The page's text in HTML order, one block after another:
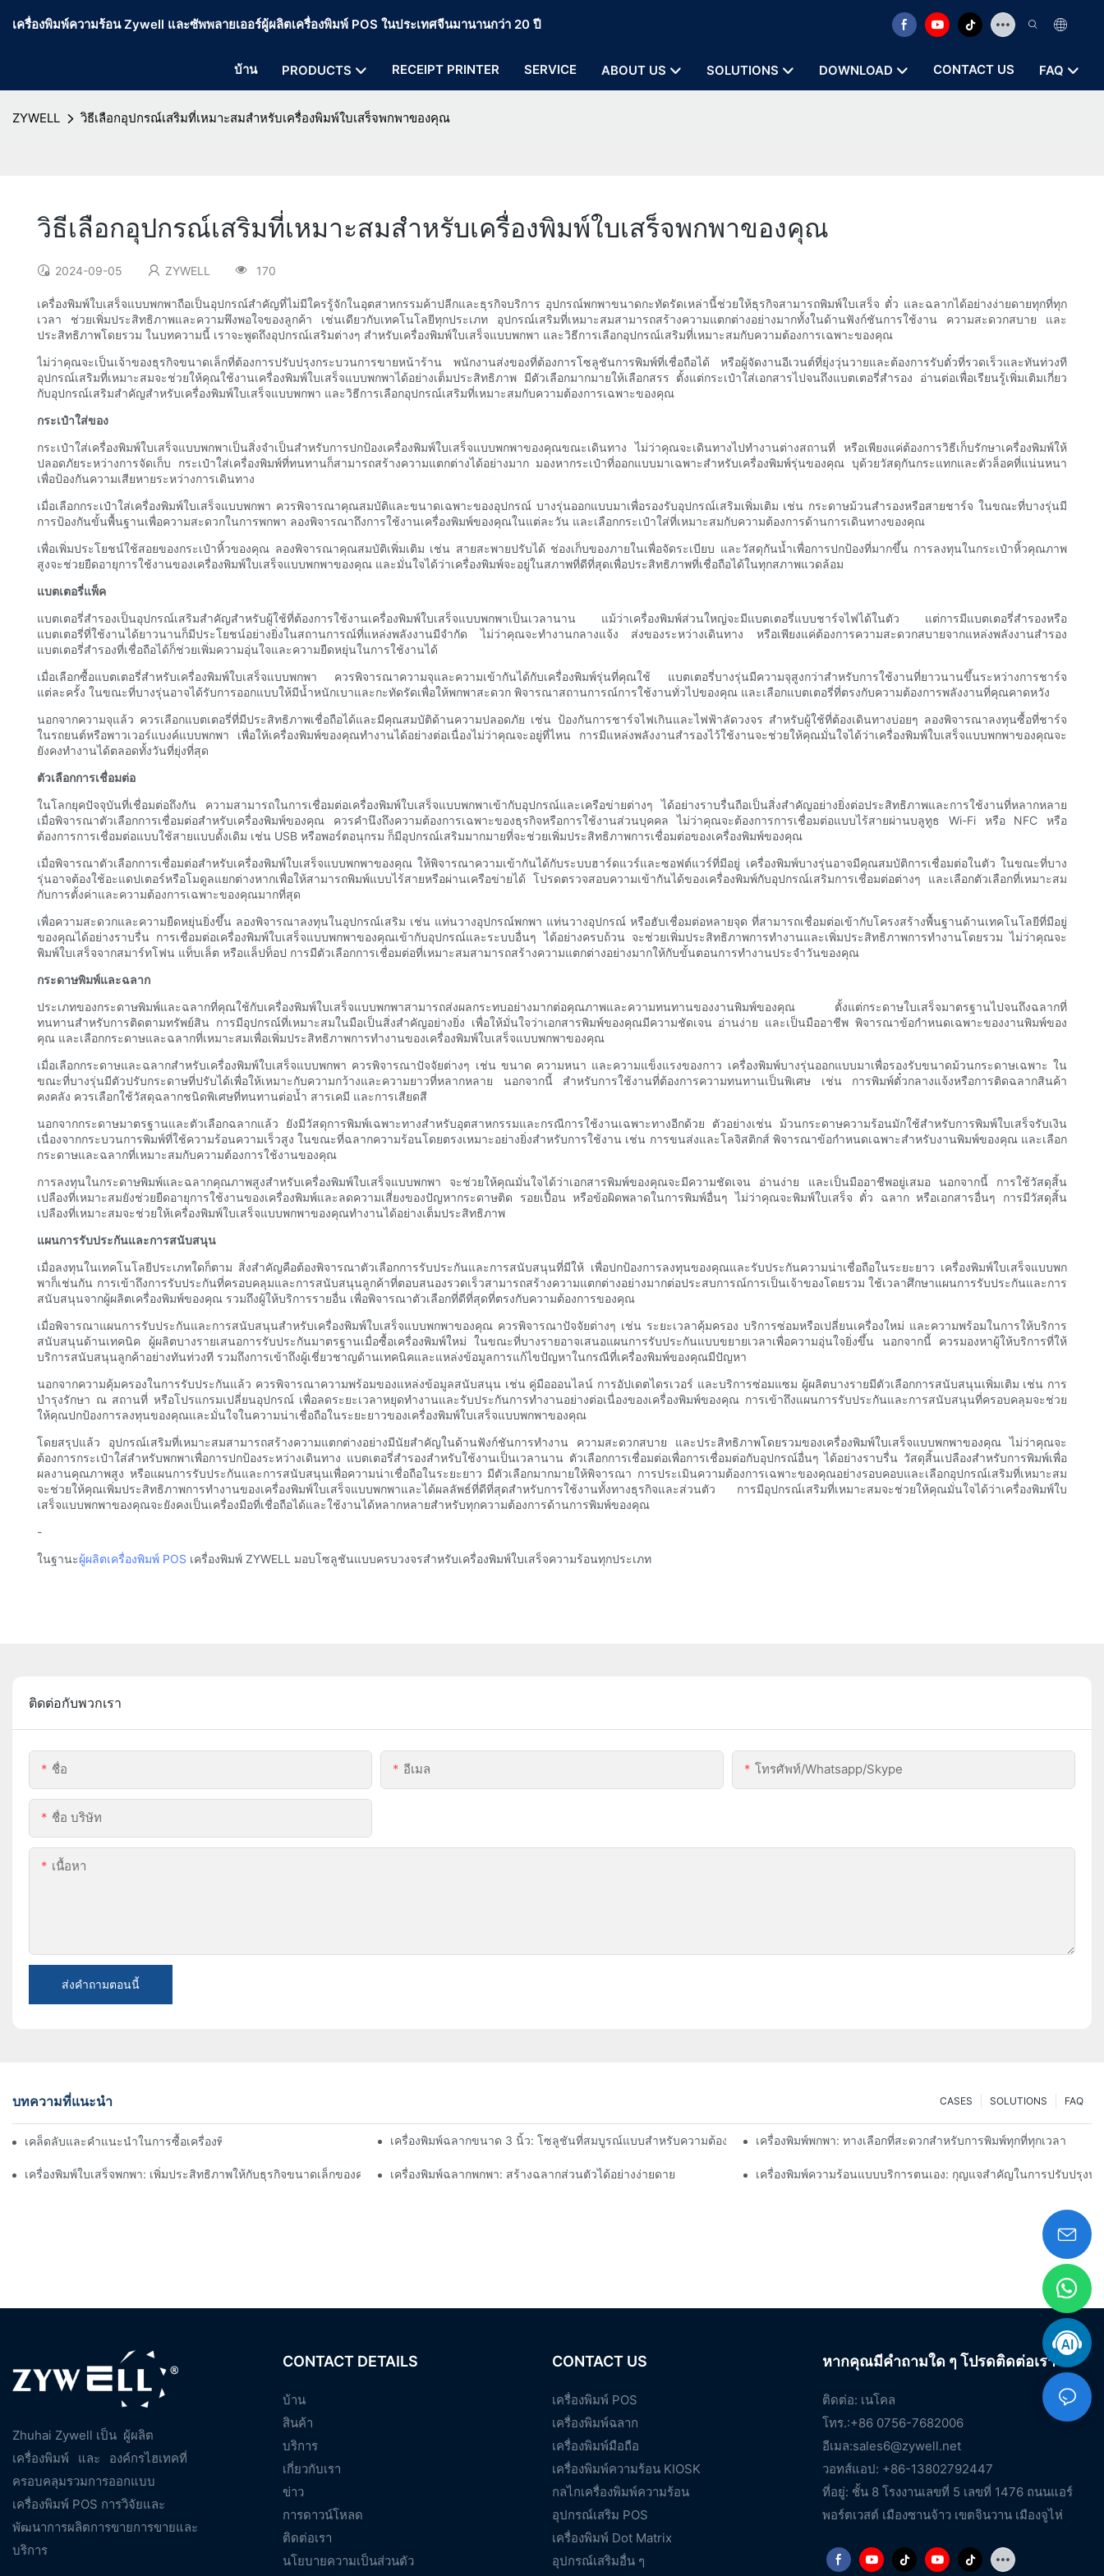
เครื่องพิมพ์ความร้อน Zywell และซัพพลายเออร์ผู้ผลิตเครื่องพิมพ์ POS ในประเทศจีนมานานกว่า 20 ปี
บ้าน PRODUCTS RECEIPT PRINTER SERVICE ABOUT US SOLUTIONS DOWNLOAD CONTACT US FAQ
ZYWELL วิธีเลือกอุปกรณ์เสริมที่เหมาะสมสำหรับเครื่องพิมพ์ใบเสร็จพกพาของคุณ
วิธีเลือกอุปกรณ์เสริมที่เหมาะสมสำหรับเครื่องพิมพ์ใบเสร็จพกพาของคุณ
2024-09-05 ZYWELL 170
เครื่องพิมพ์ใบเสร็จแบบพกพาถือเป็นอุปกรณ์สำคัญที่ไม่มีใครรู้จักในอุตสาหกรรมค้าปลีกและธุรกิจบริการ อุปกรณ์พกพาขนาดกะทัดรัดเหล่านี้ช่วยให้ธุรกิจสามารถพิมพ์ใบเสร็จ ตั๋ว และฉลากได้อย่างง่ายดายทุกที่ทุก
เวลา ช่วยเพิ่มประสิทธิภาพและความพึงพอใจของลูกค้า เช่นเดียวกับเทคโนโลยีทุกประเภท อุปกรณ์เสริมที่เหมาะสมสามารถสร้างความแตกต่างอย่างมากทั้งในด้านฟังก์ชันการใช้งาน ความสะดวกสบาย และ
ประสิทธิภาพโดยรวม ในบทความนี้ เราจะพูดถึงอุปกรณ์เสริมต่างๆ สำหรับเครื่องพิมพ์ใบเสร็จแบบพกพา และวิธีการเลือกอุปกรณ์เสริมที่เหมาะสมกับความต้องการเฉพาะของคุณ
ไม่ว่าคุณจะเป็นเจ้าของธุรกิจขนาดเล็กที่ต้องการปรับปรุงกระบวนการขายหน้าร้าน พนักงานส่งของที่ต้องการโซลูชันการพิมพ์ที่เชื่อถือได้ หรือผู้จัดงานอีเวนต์ที่ยุ่งวุ่นวายและต้องการรับตั๋วที่รวดเร็วและทันท่วงที
อุปกรณ์เสริมที่เหมาะสมจะช่วยให้คุณใช้งานเครื่องพิมพ์ใบเสร็จแบบพกพาได้อย่างเต็มประสิทธิภาพ มีตัวเลือกมากมายให้เลือกสรร ตั้งแต่กระเป๋าใส่เอกสารไปจนถึงแบตเตอรี่สำรอง อ่านต่อเพื่อเรียนรู้เพิ่มเติมเกี่ยว
กับอุปกรณ์เสริมสำคัญสำหรับเครื่องพิมพ์ใบเสร็จแบบพกพา และวิธีการเลือกอุปกรณ์เสริมที่เหมาะสมกับความต้องการเฉพาะของคุณ
กระเป๋าใส่ของ
กระเป๋าใส่เครื่องพิมพ์ใบเสร็จแบบพกพาเป็นสิ่งจำเป็นสำหรับการปกป้องเครื่องพิมพ์ใบเสร็จแบบพกพาของคุณขณะเดินทาง ไม่ว่าคุณจะเดินทางไปทำงานต่างสถานที่ หรือเพียงแค่ต้องการวิธีเก็บรักษาเครื่องพิมพ์ให้
ปลอดภัยระหว่างการจัดเก็บ กระเป๋าใส่เครื่องพิมพ์ที่ทนทานก็สามารถสร้างความแตกต่างได้อย่างมาก มองหากระเป๋าที่ออกแบบมาเฉพาะสำหรับเครื่องพิมพ์รุ่นของคุณ บุด้วยวัสดุกันกระแทกและตัวล็อคที่แน่นหนา
เพื่อป้องกันความเสียหายระหว่างการเดินทาง
เมื่อเลือกกระเป๋าใส่เครื่องพิมพ์ใบเสร็จแบบพกพา ควรพิจารณาคุณสมบัติและขนาดเฉพาะของอุปกรณ์ บางรุ่นออกแบบมาเพื่อรองรับอุปกรณ์เสริมเพิ่มเติม เช่น กระดาษม้วนสำรองหรือสายชาร์จ ในขณะที่บางรุ่นมี
การป้องกันขั้นพื้นฐานเพื่อความสะดวกในการพกพา ลองพิจารณาถึงการใช้งานเครื่องพิมพ์ของคุณในแต่ละวัน และเลือกกระเป๋าใส่ที่เหมาะสมกับความต้องการด้านการเดินทางของคุณ
เพื่อเพิ่มประโยชน์ใช้สอยของกระเป๋าหิ้วของคุณ ลองพิจารณาคุณสมบัติเพิ่มเติม เช่น สายสะพายปรับได้ ช่องเก็บของภายในเพื่อจัดระเบียบ และวัสดุกันน้ำเพื่อการปกป้องที่มากขึ้น การลงทุนในกระเป๋าหิ้วคุณภาพ
สูงจะช่วยยืดอายุการใช้งานของเครื่องพิมพ์ใบเสร็จแบบพกพาของคุณ และมั่นใจได้ว่าเครื่องพิมพ์จะอยู่ในสภาพที่ดีที่สุดเพื่อประสิทธิภาพที่เชื่อถือได้ในทุกสภาพแวดล้อม
แบตเตอรี่แพ็ค
แบตเตอรี่สำรองเป็นอุปกรณ์เสริมสำคัญสำหรับผู้ใช้ที่ต้องการใช้งานเครื่องพิมพ์ใบเสร็จแบบพกพาเป็นเวลานาน แม้ว่าเครื่องพิมพ์ส่วนใหญ่จะมีแบตเตอรี่แบบชาร์จไฟได้ในตัว แต่การมีแบตเตอรี่สำรองหรือ
แบตเตอรี่ที่ใช้งานได้ยาวนานก็มีประโยชน์อย่างยิ่งในสถานการณ์ที่แหล่งพลังงานมีจำกัด ไม่ว่าคุณจะทำงานกลางแจ้ง ส่งของระหว่างเดินทาง หรือเพียงแค่ต้องการความสะดวกสบายจากแหล่งพลังงานสำรอง
แบตเตอรี่สำรองที่เชื่อถือได้ก็ช่วยเพิ่มความอุ่นใจและความยืดหยุ่นในการใช้งานได้
เมื่อเลือกซื้อแบตเตอรี่สำหรับเครื่องพิมพ์ใบเสร็จแบบพกพา ควรพิจารณาความจุและความเข้ากันได้กับเครื่องพิมพ์รุ่นที่คุณใช้ แบตเตอรี่บางรุ่นมีความจุสูงกว่าสำหรับการใช้งานที่ยาวนานขึ้นระหว่างการชาร์จ
แต่ละครั้ง ในขณะที่บางรุ่นอาจได้รับการออกแบบให้มีน้ำหนักเบาและกะทัดรัดเพื่อให้พกพาสะดวก พิจารณาสถานการณ์การใช้งานทั่วไปของคุณ และเลือกแบตเตอรี่ที่ตรงกับความต้องการพลังงานที่คุณคาดหวัง
นอกจากความจุแล้ว ควรเลือกแบตเตอรี่ที่มีประสิทธิภาพเชื่อถือได้และมีคุณสมบัติด้านความปลอดภัย เช่น ป้องกันการชาร์จไฟเกินและไฟฟ้าลัดวงจร สำหรับผู้ใช้ที่ต้องเดินทางบ่อยๆ ลองพิจารณาลงทุนซื้อที่ชาร์จ
ในรถยนต์หรือพาวเวอร์แบงค์แบบพกพา เพื่อให้เครื่องพิมพ์ของคุณทำงานได้อย่างต่อเนื่องไม่ว่าคุณจะอยู่ที่ไหน การมีแหล่งพลังงานสำรองไว้ใช้งานจะช่วยให้คุณมั่นใจได้ว่าเครื่องพิมพ์ใบเสร็จแบบพกพาของคุณจะ
ยังคงทำงานได้ตลอดทั้งวันที่ยุ่งที่สุด
ตัวเลือกการเชื่อมต่อ
ในโลกยุคปัจจุบันที่เชื่อมต่อถึงกัน ความสามารถในการเชื่อมต่อเครื่องพิมพ์ใบเสร็จแบบพกพาเข้ากับอุปกรณ์และเครือข่ายต่างๆ ได้อย่างราบรื่นถือเป็นสิ่งสำคัญอย่างยิ่งต่อประสิทธิภาพและการใช้งานที่หลากหลาย
เมื่อพิจารณาตัวเลือกการเชื่อมต่อสำหรับเครื่องพิมพ์ของคุณ ควรคำนึงถึงความต้องการเฉพาะของธุรกิจหรือการใช้งานส่วนบุคคล ไม่ว่าคุณจะต้องการการเชื่อมต่อแบบไร้สายผ่านบลูทูธ Wi-Fi หรือ NFC หรือ
ต้องการการเชื่อมต่อแบบใช้สายแบบดั้งเดิม เช่น USB หรือพอร์ตอนุกรม ก็มีอุปกรณ์เสริมมากมายที่จะช่วยเพิ่มประสิทธิภาพการเชื่อมต่อของเครื่องพิมพ์ของคุณ
เมื่อพิจารณาตัวเลือกการเชื่อมต่อสำหรับเครื่องพิมพ์ใบเสร็จแบบพกพาของคุณ ให้พิจารณาความเข้ากันได้กับระบบฮาร์ดแวร์และซอฟต์แวร์ที่มีอยู่ เครื่องพิมพ์บางรุ่นอาจมีคุณสมบัติการเชื่อมต่อในตัว ในขณะที่บาง
รุ่นอาจต้องใช้อะแดปเตอร์หรือโมดูลแยกต่างหากเพื่อให้สามารถพิมพ์แบบไร้สายหรือผ่านเครือข่ายได้ โปรดตรวจสอบความเข้ากันได้ของเครื่องพิมพ์กับอุปกรณ์เสริมการเชื่อมต่อต่างๆ และเลือกตัวเลือกที่เหมาะสม
กับการตั้งค่าและความต้องการเฉพาะของคุณมากที่สุด
เพื่อความสะดวกและความยืดหยุ่นยิ่งขึ้น ลองพิจารณาลงทุนในอุปกรณ์เสริม เช่น แท่นวางอุปกรณ์พกพา แท่นวางอุปกรณ์ หรือฮับเชื่อมต่อหลายจุด ที่สามารถเชื่อมต่อเข้ากับโครงสร้างพื้นฐานด้านเทคโนโลยีที่มีอยู่
ของคุณได้อย่างราบรื่น การเชื่อมต่อเครื่องพิมพ์ใบเสร็จแบบพกพาของคุณเข้ากับอุปกรณ์และระบบอื่นๆ ได้อย่างครบถ้วน จะช่วยเพิ่มประสิทธิภาพการทำงานและเพิ่มประสิทธิภาพการทำงานโดยรวม ไม่ว่าคุณจะ
พิมพ์ใบเสร็จจากสมาร์ทโฟน แท็บเล็ต หรือแล็ปท็อป การมีตัวเลือกการเชื่อมต่อที่เหมาะสมสามารถสร้างความแตกต่างอย่างมากให้กับขั้นตอนการทำงานประจำวันของคุณ
กระดาษพิมพ์และฉลาก
ประเภทของกระดาษพิมพ์และฉลากที่คุณใช้กับเครื่องพิมพ์ใบเสร็จแบบพกพาสามารถส่งผลกระทบอย่างมากต่อคุณภาพและความทนทานของงานพิมพ์ของคุณ ตั้งแต่กระดาษใบเสร็จมาตรฐานไปจนถึงฉลากที่
ทนทานสำหรับการติดตามทรัพย์สิน การมีอุปกรณ์ที่เหมาะสมในมือเป็นสิ่งสำคัญอย่างยิ่ง เพื่อให้มั่นใจว่าเอกสารพิมพ์ของคุณมีความชัดเจน อ่านง่าย และเป็นมืออาชีพ พิจารณาข้อกำหนดเฉพาะของงานพิมพ์ของ
คุณ และเลือกกระดาษและฉลากที่เหมาะสมเพื่อเพิ่มประสิทธิภาพการทำงานของเครื่องพิมพ์ใบเสร็จแบบพกพาของคุณ
เมื่อเลือกกระดาษและฉลากสำหรับเครื่องพิมพ์ใบเสร็จแบบพกพา ควรพิจารณาปัจจัยต่างๆ เช่น ขนาด ความหนา และความแข็งแรงของกาว เครื่องพิมพ์บางรุ่นออกแบบมาเพื่อรองรับขนาดม้วนกระดาษเฉพาะ ใน
ขณะที่บางรุ่นมีตัวปรับกระดาษที่ปรับได้เพื่อให้เหมาะกับความกว้างและความยาวที่หลากหลาย นอกจากนี้ สำหรับการใช้งานที่ต้องการความทนทานเป็นพิเศษ เช่น การพิมพ์ตั๋วกลางแจ้งหรือการติดฉลากสินค้า
คงคลัง ควรเลือกใช้วัสดุฉลากชนิดพิเศษที่ทนทานต่อน้ำ สารเคมี และการเสียดสี
นอกจากกระดาษมาตรฐานและตัวเลือกฉลากแล้ว ยังมีวัสดุการพิมพ์เฉพาะทางสำหรับอุตสาหกรรมและกรณีการใช้งานเฉพาะทางอีกด้วย ตัวอย่างเช่น ม้วนกระดาษความร้อนมักใช้สำหรับการพิมพ์ใบเสร็จรับเงิน
เนื่องจากกระบวนการพิมพ์ที่ใช้ความร้อนความเร็วสูง ในขณะที่ฉลากความร้อนโดยตรงเหมาะอย่างยิ่งสำหรับการใช้งาน เช่น การขนส่งและโลจิสติกส์ พิจารณาข้อกำหนดเฉพาะสำหรับงานพิมพ์ของคุณ และเลือก
กระดาษและฉลากที่เหมาะสมกับความต้องการใช้งานของคุณ
การลงทุนในกระดาษพิมพ์และฉลากคุณภาพสูงสำหรับเครื่องพิมพ์ใบเสร็จแบบพกพา จะช่วยให้คุณมั่นใจได้ว่าเอกสารพิมพ์ของคุณจะมีความชัดเจน อ่านง่าย และเป็นมืออาชีพอยู่เสมอ นอกจากนี้ การใช้วัสดุสิ้น
เปลืองที่เหมาะสมยังช่วยยืดอายุการใช้งานของเครื่องพิมพ์และลดความเสี่ยงของปัญหากระดาษติด รอยเปื้อน หรือข้อผิดพลาดในการพิมพ์อื่นๆ ไม่ว่าคุณจะพิมพ์ใบเสร็จ ตั๋ว ฉลาก หรือเอกสารอื่นๆ การมีวัสดุสิ้น
เปลืองที่เหมาะสมจะช่วยให้เครื่องพิมพ์ใบเสร็จแบบพกพาของคุณทำงานได้อย่างเต็มประสิทธิภาพ
แผนการรับประกันและการสนับสนุน
เมื่อลงทุนในเทคโนโลยีประเภทใดก็ตาม สิ่งสำคัญคือต้องพิจารณาตัวเลือกการรับประกันและการสนับสนุนที่มีให้ เพื่อปกป้องการลงทุนของคุณและรับประกันความน่าเชื่อถือในระยะยาว เครื่องพิมพ์ใบเสร็จแบบพก
พาก็เช่นกัน การเข้าถึงการรับประกันที่ครอบคลุมและการสนับสนุนลูกค้าที่ตอบสนองรวดเร็วสามารถสร้างความแตกต่างอย่างมากต่อประสบการณ์การเป็นเจ้าของโดยรวม ใช้เวลาศึกษาแผนการรับประกันและการ
สนับสนุนจากผู้ผลิตเครื่องพิมพ์ของคุณ รวมถึงผู้ให้บริการรายอื่น เพื่อพิจารณาตัวเลือกที่ดีที่สุดที่ตรงกับความต้องการของคุณ
เมื่อพิจารณาแผนการรับประกันและการสนับสนุนสำหรับเครื่องพิมพ์ใบเสร็จแบบพกพาของคุณ ควรพิจารณาปัจจัยต่างๆ เช่น ระยะเวลาคุ้มครอง บริการซ่อมหรือเปลี่ยนเครื่องใหม่ และความพร้อมในการให้บริการ
สนับสนุนด้านเทคนิค ผู้ผลิตบางรายเสนอการรับประกันมาตรฐานเมื่อซื้อเครื่องพิมพ์ใหม่ ในขณะที่บางรายอาจเสนอแผนการรับประกันแบบขยายเวลาเพื่อความอุ่นใจยิ่งขึ้น นอกจากนี้ ควรมองหาผู้ให้บริการที่ให้
บริการสนับสนุนลูกค้าอย่างทันท่วงที รวมถึงการเข้าถึงผู้เชี่ยวชาญด้านเทคนิคและแหล่งข้อมูลการแก้ไขปัญหาในกรณีที่เครื่องพิมพ์ของคุณมีปัญหา
นอกจากความคุ้มครองในการรับประกันแล้ว ควรพิจารณาความพร้อมของแหล่งข้อมูลสนับสนุน เช่น คู่มือออนไลน์ การอัปเดตไดรเวอร์ และบริการซ่อมแซม ผู้ผลิตบางรายมีตัวเลือกการสนับสนุนเพิ่มเติม เช่น การ
บำรุงรักษา ณ สถานที่ หรือโปรแกรมเปลี่ยนอุปกรณ์ เพื่อลดระยะเวลาหยุดทำงานและรับประกันการทำงานอย่างต่อเนื่องของเครื่องพิมพ์ของคุณ การเข้าถึงแผนการรับประกันและการสนับสนุนที่ครอบคลุมจะช่วย
ให้คุณปกป้องการลงทุนของคุณและมั่นใจในความน่าเชื่อถือในระยะยาวของเครื่องพิมพ์ใบเสร็จแบบพกพาของคุณ
โดยสรุปแล้ว อุปกรณ์เสริมที่เหมาะสมสามารถสร้างความแตกต่างอย่างมีนัยสำคัญในด้านฟังก์ชันการทำงาน ความสะดวกสบาย และประสิทธิภาพโดยรวมของเครื่องพิมพ์ใบเสร็จแบบพกพาของคุณ ไม่ว่าคุณจะ
ต้องการกระเป๋าใส่สำหรับพกพาเพื่อการปกป้องระหว่างเดินทาง แบตเตอรี่สำรองสำหรับใช้งานเป็นเวลานาน ตัวเลือกการเชื่อมต่อเพื่อการเชื่อมต่อกับอุปกรณ์อื่นๆ ได้อย่างราบรื่น วัสดุสิ้นเปลืองสำหรับการพิมพ์เพื่อ
ผลงานคุณภาพสูง หรือแผนการรับประกันและการสนับสนุนเพื่อความน่าเชื่อถือในระยะยาว มีตัวเลือกมากมายให้พิจารณา การประเมินความต้องการเฉพาะของคุณอย่างรอบคอบและเลือกอุปกรณ์เสริมที่เหมาะสม
จะช่วยให้คุณเพิ่มประสิทธิภาพการทำงานของเครื่องพิมพ์ใบเสร็จแบบพกพาและได้ผลลัพธ์ที่ดีที่สุดสำหรับการใช้งานทั้งทางธุรกิจและส่วนตัว การมีอุปกรณ์เสริมที่เหมาะสมจะช่วยให้คุณมั่นใจได้ว่าเครื่องพิมพ์ใบ
เสร็จแบบพกพาของคุณจะยังคงเป็นเครื่องมือที่เชื่อถือได้และใช้งานได้หลากหลายสำหรับทุกความต้องการด้านการพิมพ์ของคุณ
-
ในฐานะผู้ผลิตเครื่องพิมพ์ POS เครื่องพิมพ์ ZYWELL มอบโซลูชันแบบครบวงจรสำหรับเครื่องพิมพ์ใบเสร็จความร้อนทุกประเภท
ติดต่อกับพวกเรา
ชื่อ อีเมล โทรศัพท์/whatsapp/skype
ชื่อ บริษัท
เนื้อหา
ส่งคำถามตอนนี้
บทความที่แนะนำ FAQ
SOLUTIONS
CASES
เคล็ดลับและคำแนะนำในการซื้อเครื่องพิมพ์ฉลากขนาด 4 นิ้วที่คุณต้องรู้ในปี 2025เครื่องพิมพ์ฉลากขนาด 3 นิ้ว: โซลูชันที่สมบูรณ์แบบสำหรับความต้องการฉลากขนาดเล็กเครื่องพิมพ์พกพา: ทางเลือกที่สะดวกสำหรับการพิมพ์ทุกที่ทุกเวลา
เครื่องพิมพ์ใบเสร็จพกพา: เพิ่มประสิทธิภาพให้กับธุรกิจขนาดเล็กของคุณ เครื่องพิมพ์ฉลากพกพา: สร้างฉลากส่วนตัวได้อย่างง่ายดาย เครื่องพิมพ์ความร้อนแบบบริการตนเอง: กุญแจสำคัญในการปรับปรุงป
Zhuhai Zywell เป็น ผู้ผลิต
เครื่องพิมพ์
และ
องค์กรไฮเทคที่
ครอบคลุมรวมการออกแบบ
เครื่องพิมพ์ POS การวิจัยและ
พัฒนาการผลิตการขายการขายและ
บริการ
CONTACT DETAILS
บ้าน
สินค้า
บริการ
เกี่ยวกับเรา
ข่าว
การดาวน์โหลด
ติดต่อเรา
นโยบายความเป็นส่วนตัว
CONTACT US
เครื่องพิมพ์ POS
เครื่องพิมพ์ฉลาก
เครื่องพิมพ์มือถือ
เครื่องพิมพ์ความร้อน KIOSK
กลไกเครื่องพิมพ์ความร้อน
อุปกรณ์เสริม POS
เครื่องพิมพ์ Dot Matrix
อุปกรณ์เสริมอื่น ๆ
หากคุณมีคำถามใด ๆ โปรดติดต่อเรา
ติดต่อ: เนโคล
โทร.:+86 0756-7682006
อีเมล:sales6@zywell.net
วอทส์แอป: +86-13802792447
ที่อยู่: ชั้น 8 โรงงานเลขที่ 5 เลขที่ 1476 ถนนแอร์
พอร์ตเวสต์ เมืองซานจ้าว เขตจินวาน เมืองจูไห่